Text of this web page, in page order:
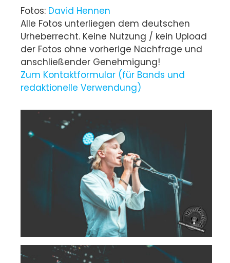
Fotos: David Hennen
Alle Fotos unterliegen dem deutschen
Urheberrecht. Keine Nutzung / kein Upload
der Fotos ohne vorherige Nachfrage und
anschließender Genehmigung!
Zum Kontaktformular (für Bands und
redaktionelle Verwendung)